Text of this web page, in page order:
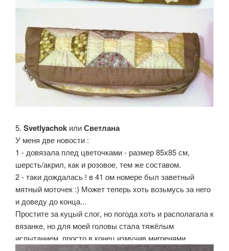
5. Svetlyachok илиСветлана
У меня две новости :
1 - довязала плед цветочками - размер 85х85 см,
шерсть/акрил, как и розовое, тем же составом.
2 - таки дождалась ! в 41 ом номере был заветный
мятный моточек :) Может теперь хоть возьмусь за него
и доведу до конца...
Простите за куцый слог, но погода хоть и располагала к
вязанке, но для моей головы стала тяжёлым
испытанием, просто в конец измучив мигренями...